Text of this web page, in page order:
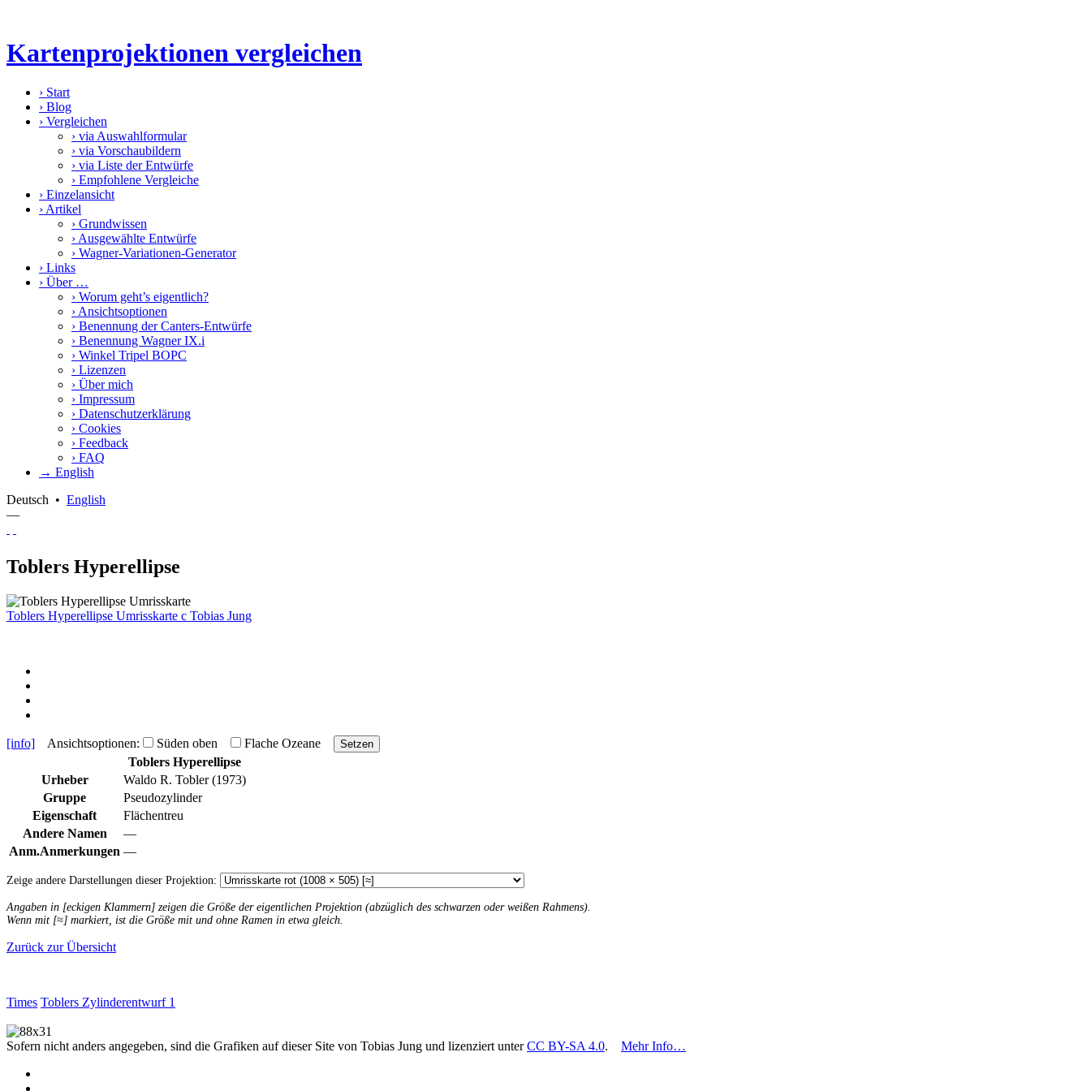
Kartenprojektionen vergleichen
› Start
› Blog
› Vergleichen
› via Auswahlformular
› via Vorschaubildern
› via Liste der Entwürfe
› Empfohlene Vergleiche
› Einzelansicht
› Artikel
› Grundwissen
› Ausgewählte Entwürfe
› Wagner-Variationen-Generator
› Links
› Über …
› Worum geht’s eigentlich?
› Ansichtsoptionen
› Benennung der Canters-Entwürfe
› Benennung Wagner IX.i
› Winkel Tripel BOPC
› Lizenzen
› Über mich
› Impressum
› Datenschutzerklärung
› Cookies
› Feedback
› FAQ
→ English
Deutsch • English
—
Toblers Hyperellipse
Toblers Hyperellipse Umrisskarte c Tobias Jung
[info] Ansichtsoptionen: Süden oben Flache Ozeane Setzen
Toblers Hyperellipse
Urheber
Waldo R. Tobler (1973)
Gruppe
Pseudozylinder
Eigenschaft
Flächentreu
Andere Namen
—
Anm.Anmerkungen —
Zeige andere Darstellungen dieser Projektion:
Angaben in [eckigen Klammern] zeigen die Größe der eigentlichen Projektion (abzüglich des schwarzen oder weißen Rahmens).
Wenn mit [≈] markiert, ist die Größe mit und ohne Ramen in etwa gleich.
Zurück zur Übersicht
Times Toblers Zylinderentwurf 1
Sofern nicht anders angegeben, sind die Grafiken auf dieser Site von Tobias Jung und lizenziert unterCC BY-SA 4.0. Mehr Info…